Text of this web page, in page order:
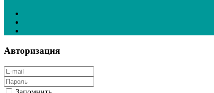
Авторизация